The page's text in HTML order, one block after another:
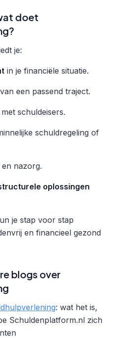
doet
je:
in je financiële situatie.
van een passend traject.
met schuldeisers.
schuldregeling of
en nazorg.
oplossingen
je stap voor stap
en financieel gezond
blogs over
: wat het is,
Schuldenplatform.nl zich